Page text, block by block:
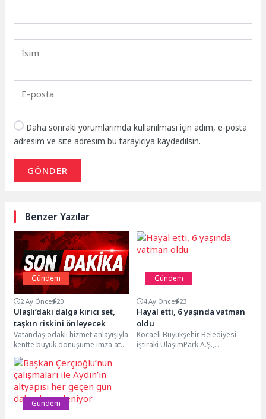
Daha sonraki yorumlarımda kullanılması için adım, e-posta
adresim ve site adresim bu tarayıcıya kaydedilsin.
GÖNDER
Benzer Yazılar
Gündem
2 Ay Önce 20
Ulaşlı’daki dalga kırıcı set,
taşkın riskini önleyecek
Vatandaş odaklı hizmet anlayışıyla
kentte büyük dönüşüme imza atan
Büyükşehir Belediyesi,
Kocaelililerin can ve mal...
Gündem
4 Ay Önce 23
Hayal etti, 6 yaşında vatman
oldu
Kocaeli Büyükşehir Belediyesi
iştiraki UlaşımPark A.Ş.,
Gündem